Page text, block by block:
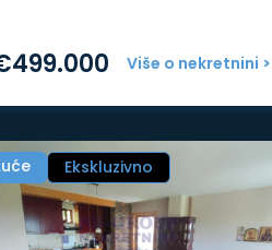
Više o nekretnini >
499.000
Ekskluzivno